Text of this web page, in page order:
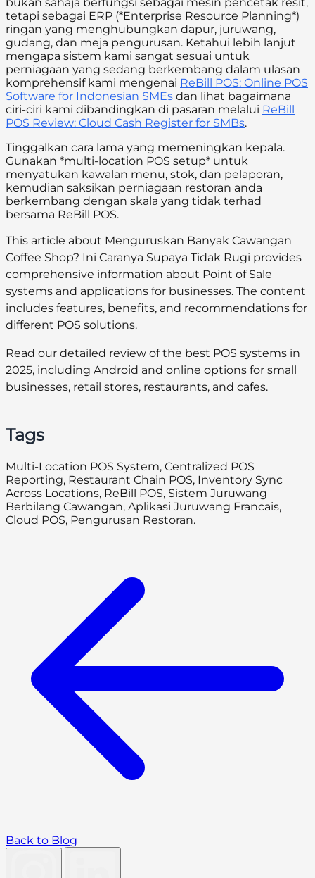
tetapi sebagai ERP (*Enterprise Resource Planning*)
ringan yang menghubungkan dapur, juruwang,
gudang, dan meja pengurusan. Ketahui lebih lanjut
mengapa sistem kami sangat sesuai untuk
perniagaan yang sedang berkembang dalam ulasan
komprehensif kami mengenai ReBill POS: Online POS
Software for Indonesian SMEs dan lihat bagaimana
ciri-ciri kami dibandingkan di pasaran melalui ReBill
POS Review: Cloud Cash Register for SMBs.
Tinggalkan cara lama yang memeningkan kepala.
Gunakan *multi-location POS setup* untuk
menyatukan kawalan menu, stok, dan pelaporan,
kemudian saksikan perniagaan restoran anda
berkembang dengan skala yang tidak terhad
bersama ReBill POS.
This article about Menguruskan Banyak Cawangan
Coffee Shop? Ini Caranya Supaya Tidak Rugi provides
comprehensive information about Point of Sale
systems and applications for businesses. The content
includes features, benefits, and recommendations for
different POS solutions.
Read our detailed review of the best POS systems in
2025, including Android and online options for small
businesses, retail stores, restaurants, and cafes.
Tags
Multi-Location POS System, Centralized POS
Reporting, Restaurant Chain POS, Inventory Sync
Across Locations, ReBill POS, Sistem Juruwang
Berbilang Cawangan, Aplikasi Juruwang Francais,
Cloud POS, Pengurusan Restoran.
Back to Blog